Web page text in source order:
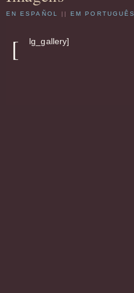
EN ESPAÑOL ||EM PORTUGUÊS
[ lg_gallery]